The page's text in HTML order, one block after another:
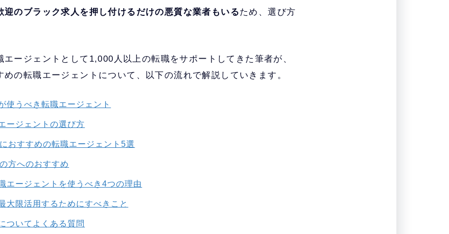
迎のブラック求人を押し付けるだけの悪質な業者もいるため、選び方
エージェントとして1,000人以上の転職をサポートしてきた筆者が、
の転職エージェントについて、以下の流れで解説していきます。
使うべき転職エージェント
ージェントの選び方
おすすめの転職エージェント5選
方へのおすすめ
エージェントを使うべき4つの理由
大限活用するためにすべきこと
ついてよくある質問